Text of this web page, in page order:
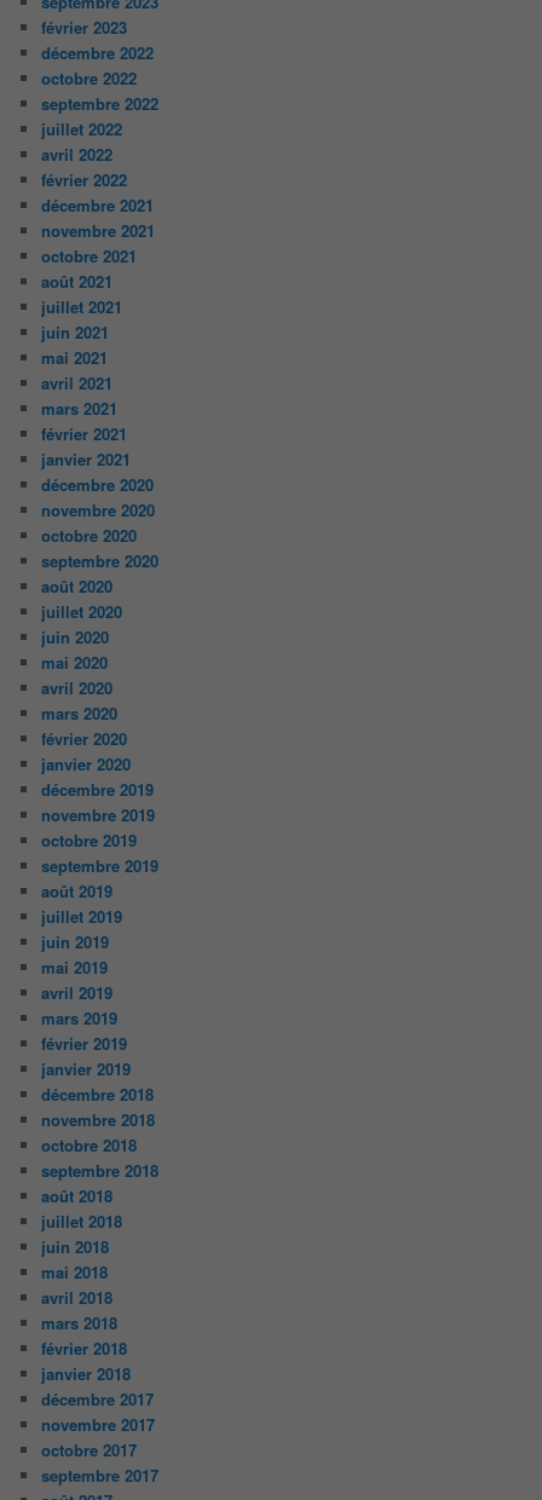
février 2023
décembre 2022
octobre 2022
septembre 2022
juillet 2022
avril 2022
février 2022
décembre 2021
novembre 2021
octobre 2021
août 2021
juillet 2021
juin 2021
mai 2021
avril 2021
mars 2021
février 2021
janvier 2021
décembre 2020
novembre 2020
octobre 2020
septembre 2020
août 2020
juillet 2020
juin 2020
mai 2020
avril 2020
mars 2020
février 2020
janvier 2020
décembre 2019
novembre 2019
octobre 2019
septembre 2019
août 2019
juillet 2019
juin 2019
mai 2019
avril 2019
mars 2019
février 2019
janvier 2019
décembre 2018
novembre 2018
octobre 2018
septembre 2018
août 2018
juillet 2018
juin 2018
mai 2018
avril 2018
mars 2018
février 2018
janvier 2018
décembre 2017
novembre 2017
octobre 2017
septembre 2017